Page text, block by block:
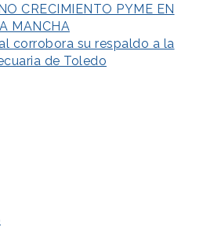
CRECIMIENTO PYME EN
MANCHA
corrobora su respaldo a la
de Toledo